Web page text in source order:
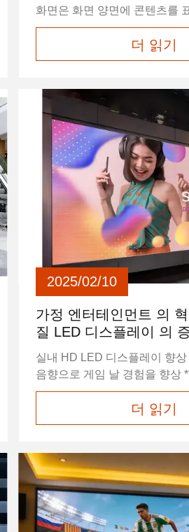
화면은 화면 양면에 콘텐츠를
로운 디스플레이 기술입니다.
레이 화면에 비해 양면 LED 디
인이 더 유연합니다. 사용자는
두 방향으로 정보를 표시할 수
효과와 효율성이 크게 향상됩
스플레이- 초박형 LED 스크린
특성을 갖고 있어 다양한 애플
오에서 더욱 널리 사용됩니다.
레이 - 얇은 LED ...
더 읽기
2025/02/10
가정 엔터테인먼트 의
질 LED 디스플레이 의
실내 HD LED 디스플레이 향
음향으로 게임 날 경험을 향상
LED 디스플레이의 장점** 실
가장 중요한 장점 중 하나는
이전통적인 텔레비전과 달리,
주거 공간의 크기에 맞게 사용
니다. 집에서 정말 영화적인 경
히 축구 같은 스포츠를 볼 때,
사항이 결정적으로 명확하게
결실내 LED 디스플레이이 화
더 읽기